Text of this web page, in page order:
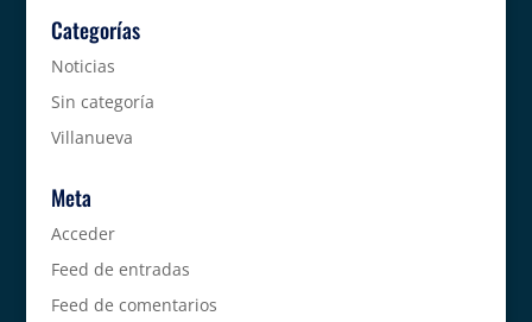
Categorías
Noticias
Sin categoría
Villanueva
Meta
Acceder
Feed de entradas
Feed de comentarios